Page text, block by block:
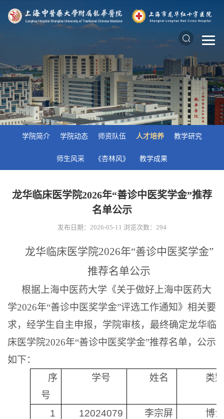
学院简介 学院动态 师资队伍 人才培养 教学研究
师生风采 《杏林风》 教学成果
龙华临床医学院2026年“善诊中医奖学金”推荐
名单公示
发布日期：2026-05-11 浏览次数： 294
龙华临床医学院2026年“善诊中医奖学金”
推荐名单公示
根据上海中医药大学《关于做好上海中医药大
学2026年“善诊中医奖学金”评选工作通知》相关要
求，经学生自主申报，学院审核，最终确定龙华临
床医学院2026年“善诊中医奖学金”推荐名单，公示
如下：
序
号
学号 姓名 类别
1 12024079 李宗屏
博士